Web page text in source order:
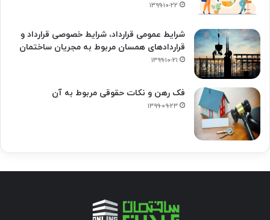
۱۳۹۹-۱۰-۲۲
شرایط عمومی قرارداد، شرایط خصوصی قرارداد و
قراردادهای همسان مربوط به مجریان ساختمان
۱۳۹۹-۱۰-۲۱
فک‌ رهن و نکات حقوقی مربوط به آن
۱۳۹۹-۰۹-۲۳